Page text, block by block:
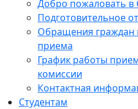
Добро пожаловать
Подготовительное
Обращения граждан
приема
График работы
комиссии
Контактная
Студентам